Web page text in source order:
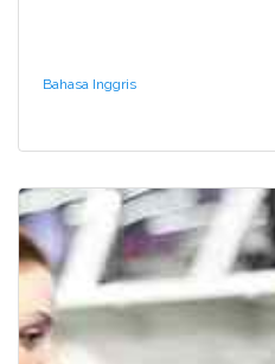
Bahasa Inggris